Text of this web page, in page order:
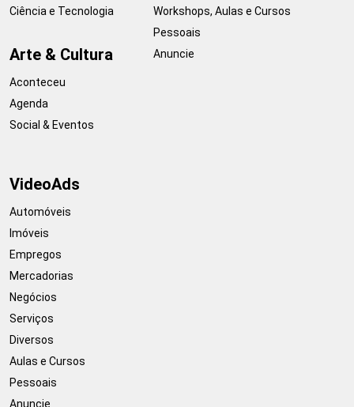
Ciência e Tecnologia
Arte & Cultura
Aconteceu
Agenda
Social & Eventos
Workshops, Aulas e Cursos
Pessoais
Anuncie
VideoAds
Automóveis
Imóveis
Empregos
Mercadorias
Negócios
Serviços
Diversos
Aulas e Cursos
Pessoais
Anuncie